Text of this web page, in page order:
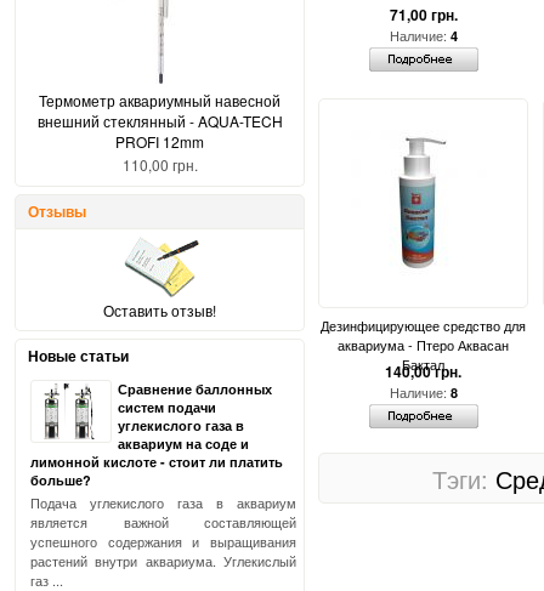
71,00 грн.
Наличие: 4
Дезинфицирующее средство для
аквариума - Птеро Аквасан
Бактал
140,00 грн.
Наличие: 8
Тэги:
Термометр аквариумный навесной
внешний стеклянный - AQUA-TECH
PROFI 12mm
110,00 грн.
Отзывы
Оставить отзыв!
Новые статьи
Сравнение баллонных
систем подачи
углекислого газа в
аквариум на соде и
лимонной кислоте - стоит ли платить
больше?
Подача углекислого газа в аквариум
является важной составляющей
успешного содержания и выращивания
растений внутри аквариума. Углекислый
газ ...